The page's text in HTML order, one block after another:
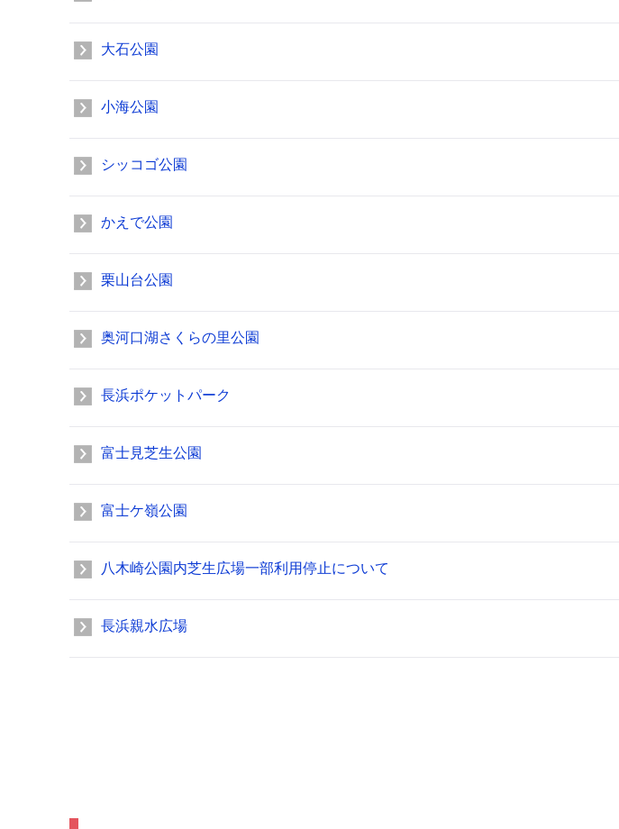
大石公園
小海公園
シッコゴ公園
かえで公園
栗山台公園
奥河口湖さくらの里公園
長浜ポケットパーク
富士見芝生公園
富士ケ嶺公園
八木崎公園内芝生広場一部利用停止について
長浜親水広場